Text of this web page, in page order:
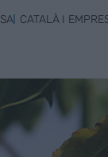
CATALÀ I